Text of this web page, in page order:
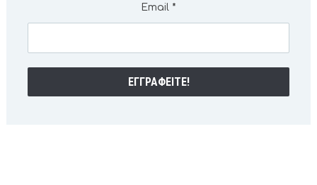
Email *